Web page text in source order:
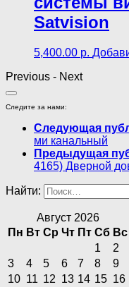
Satvision
5,400.00 р.
Previous - Next
Следите за нами:
Следующая
ми канальный
Предыдущая
4165) Дверной
Найти:
Август 2026
Пн Вт Ср Чт Пт Сб Вс
1
2
3
4 5 6 7 8
9
10 11 12 13 14 15 16